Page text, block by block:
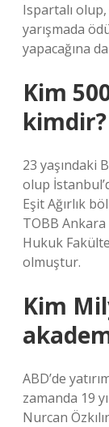
Ispartalı olup,
yarışmada
yapacağına
Kim
kimdir?
23 yaşındaki
olup
Eşit Ağırlık
TOBB
Hukuk
olmuştur.
Kim
ABD’de
zamanda 19
Nurcan